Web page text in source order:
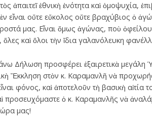
ἀπαιτεῖ ἐθνικὴ ἑνότητα καὶ ὁμοψυχία,
εἶναι οὔτε εὔκολος οὔτε βραχύβιος ὁ
μας. Εἶναι ὅμως ἀγώνας, ποὺ
καὶ ὅλοι τὴν ἴδια γαλανόλευκη
Δήλωση προσφέρει ἐξαιρετικὰ μεγάλη
Ἔκκληση στὸν κ. Καραμανλῆ νὰ
φόνος, καὶ ἀποτελοῦν τὴ βασικὴ
προσευχόμαστε ὁ κ. Καραμανλῆς νὰ
μας!